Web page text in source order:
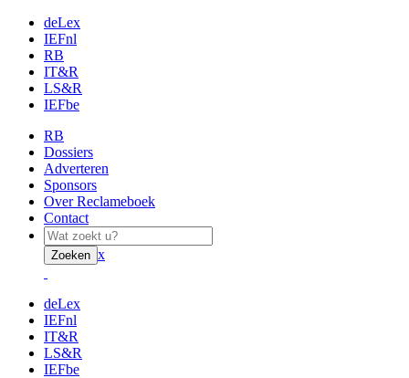
deLex
IEFnl
RB
IT&R
LS&R
IEFbe
RB
Dossiers
Adverteren
Sponsors
Over Reclameboek
Contact
Zoeken x
deLex
IEFnl
IT&R
LS&R
IEFbe